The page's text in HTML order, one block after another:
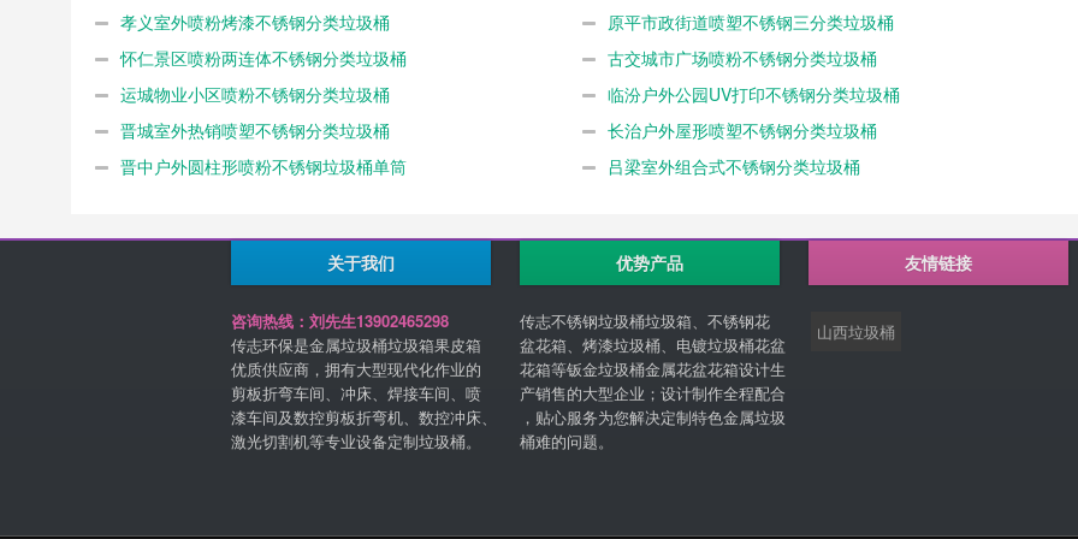
孝义室外喷粉烤漆不锈钢分类垃圾桶
原平市政街道喷塑不锈钢三分类垃圾桶
怀仁景区喷粉两连体不锈钢分类垃圾桶
古交城市广场喷粉不锈钢分类垃圾桶
运城物业小区喷粉不锈钢分类垃圾桶
临汾户外公园UV打印不锈钢分类垃圾桶
晋城室外热销喷塑不锈钢分类垃圾桶
长治户外屋形喷塑不锈钢分类垃圾桶
晋中户外圆柱形喷粉不锈钢垃圾桶单筒
吕梁室外组合式不锈钢分类垃圾桶
关于我们
咨询热线：刘先生13902465298
传志环保是金属垃圾桶垃圾箱果皮箱
优质供应商，拥有大型现代化作业的
剪板折弯车间、冲床、焊接车间、喷
漆车间及数控剪板折弯机、数控冲床、
激光切割机等专业设备定制垃圾桶。
优势产品
传志不锈钢垃圾桶垃圾箱、不锈钢花
盆花箱、烤漆垃圾桶、电镀垃圾桶花盆
花箱等钣金垃圾桶金属花盆花箱设计生
产销售的大型企业；设计制作全程配合
，贴心服务为您解决定制特色金属垃圾
桶难的问题。
友情链接
山西垃圾桶